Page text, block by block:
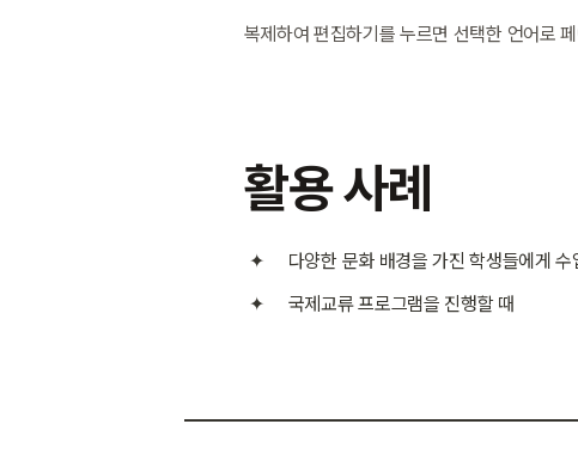
복제하여 편집하기를 누르면 선택한 언어로
활용 사례
다양한 문화 배경을 가진 학생들에게
국제교류 프로그램을 진행할 때